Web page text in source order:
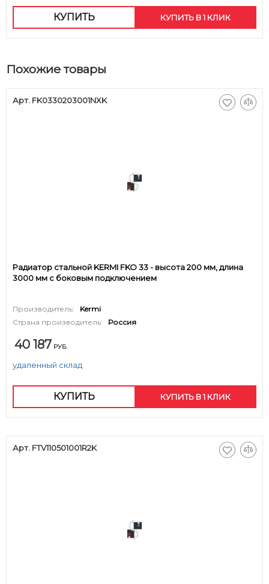
КУПИТЬ КУПИТЬ В 1 КЛИК
Похожие товары
Арт. FK0330203001NXK
Радиатор стальной KERMI FKO 33 - высота 200 мм, длина
3000 мм с боковым подключением
Производитель:
Kermi
Страна производитель:
Россия
40 187 РУБ.
удаленный склад
КУПИТЬ КУПИТЬ В 1 КЛИК
Арт. FTV110501001R2K